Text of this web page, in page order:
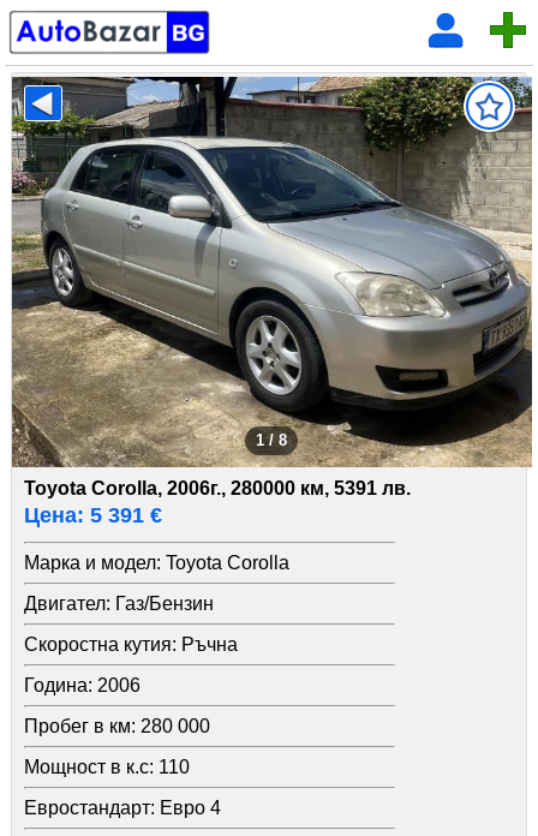
1 / 8
Toyota Corolla, 2006г., 280000 км, 5391 лв.
Цена: 5 391 €
Марка и модел: Toyota Corolla
Двигател: Газ/Бензин
Скоростна кутия: Ръчна
Година: 2006
Пробег в км: 280 000
Мощност в к.с: 110
Евростандарт: Евро 4